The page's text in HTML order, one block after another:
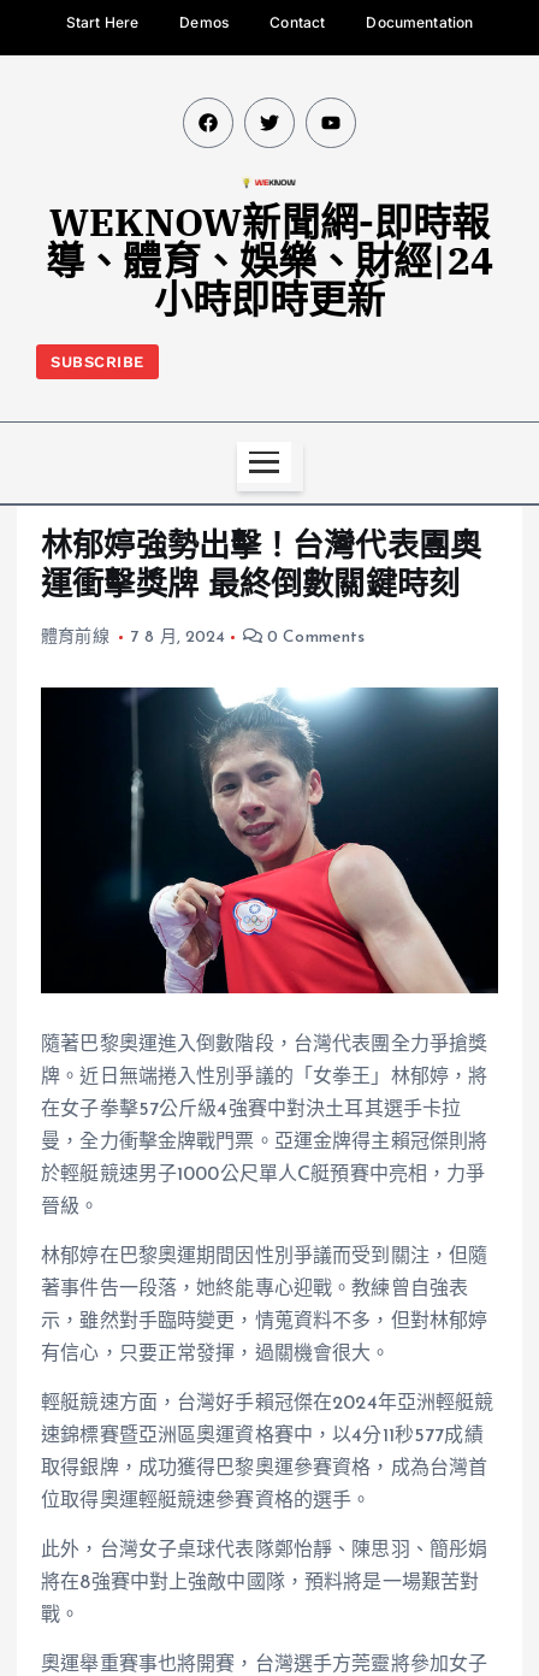
Start Here Demos Contact Documentation
WEKNOW新聞網-即時報
導、體育、娛樂、財經|24
小時即時更新
SUBSCRIBE
林郁婷強勢出擊！台灣代表團奧
運衝擊獎牌 最終倒數關鍵時刻
體育前線 7 8 月, 2024 0 Comments
隨著巴黎奧運進入倒數階段，台灣代表團全力爭搶獎
牌。近日無端捲入性別爭議的「女拳王」林郁婷，將
在女子拳擊57公斤級4強賽中對決土耳其選手卡拉
曼，全力衝擊金牌戰門票。亞運金牌得主賴冠傑則將
於輕艇競速男子1000公尺單人C艇預賽中亮相，力爭
晉級。
林郁婷在巴黎奧運期間因性別爭議而受到關注，但隨
著事件告一段落，她終能專心迎戰。教練曾自強表
示，雖然對手臨時變更，情蒐資料不多，但對林郁婷
有信心，只要正常發揮，過關機會很大。
輕艇競速方面，台灣好手賴冠傑在2024年亞洲輕艇競
速錦標賽暨亞洲區奧運資格賽中，以4分11秒577成績
取得銀牌，成功獲得巴黎奧運參賽資格，成為台灣首
位取得奧運輕艇競速參賽資格的選手。
此外，台灣女子桌球代表隊鄭怡靜、陳思羽、簡彤娟
將在8強賽中對上強敵中國隊，預料將是一場艱苦對
戰。
奧運舉重賽事也將開賽，台灣選手方莞靈將參加女子